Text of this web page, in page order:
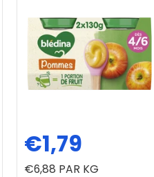
€1,79
€6,88 PAR KG